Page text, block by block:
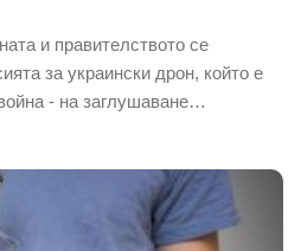
и правителството се
за украински дрон, който е
- на заглушаване…